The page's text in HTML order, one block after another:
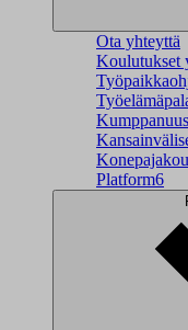
Ota yhteyttä
Koulutukset
Platform6